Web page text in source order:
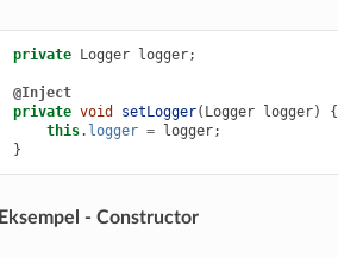
private Logger logger;
@Inject
private void setLogger( Logger logger)
{
this. logger = logger;
}
Eksempel - Constructor